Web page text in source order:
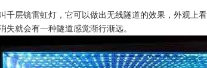
千层镜雷虹灯，它可以做出无线隧道的效果，外观上
失就会有一种隧道感觉渐行渐远。